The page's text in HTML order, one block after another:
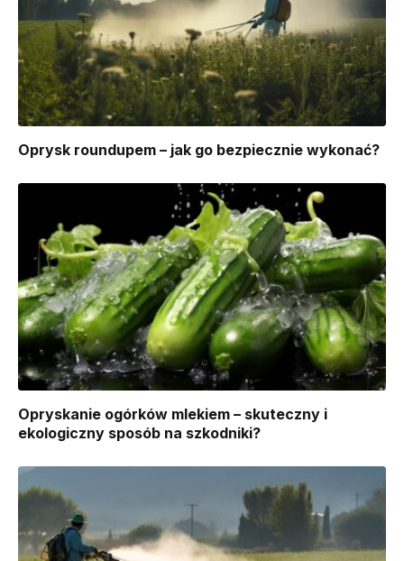
Oprysk roundupem – jak go bezpiecznie wykonać?
Opryskanie ogórków mlekiem – skuteczny i
ekologiczny sposób na szkodniki?